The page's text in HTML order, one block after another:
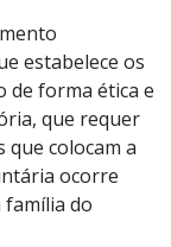
estabelece os
de forma ética e
que requer
que colocam a
ocorre
do